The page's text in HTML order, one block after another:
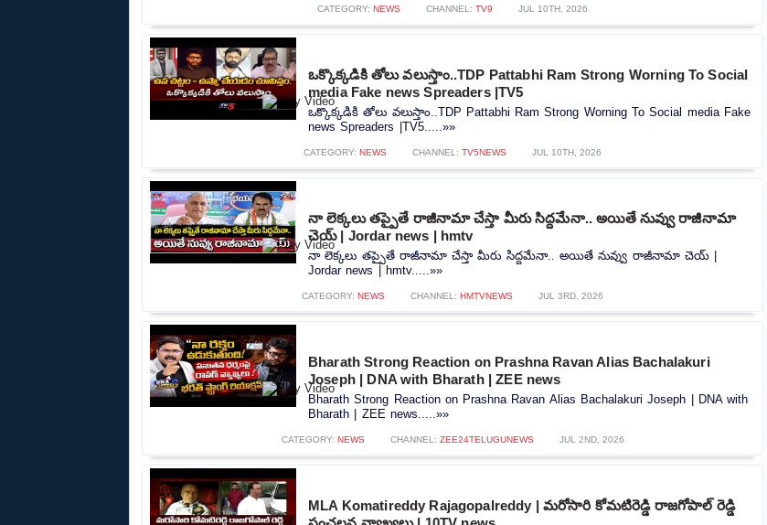
CATEGORY: NEWS CHANNEL: TV9 JUL 10TH, 2026
ఒక్కొక్కడికి తోలు వలుస్తాం..TDP Pattabhi Ram Strong Worning To Social
media Fake news Spreaders |TV5
ఒక్కొక్కడికి తోలు వలుస్తాం..TDP Pattabhi Ram Strong Worning To Social media Fake
news Spreaders |TV5.....»»
CATEGORY: NEWS CHANNEL: TV5NEWS JUL 10TH, 2026
నా లెక్కలు తప్పైతే రాజీనామా చేస్తా మీరు సిద్దమేనా.. అయితే నువ్వు రాజీనామా
చెయ్ | Jordar news | hmtv
నా లెక్కలు తప్పైతే రాజీనామా చేస్తా మీరు సిద్దమేనా.. అయితే నువ్వు రాజీనామా చెయ్ |
Jordar news | hmtv.....»»
CATEGORY: NEWS CHANNEL: HMTVNEWS JUL 3RD, 2026
Bharath Strong Reaction on Prashna Ravan Alias Bachalakuri
Joseph | DNA with Bharath | ZEE news
Bharath Strong Reaction on Prashna Ravan Alias Bachalakuri Joseph | DNA with
Bharath | ZEE news.....»»
CATEGORY: NEWS CHANNEL: ZEE24TELUGUNEWS JUL 2ND, 2026
MLA Komatireddy Rajagopalreddy | మరోసారి కోమటిరెడ్డి రాజగోపాల్ రెడ్డి